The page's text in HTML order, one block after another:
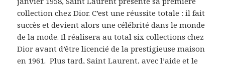
collection chez Dior. C’est une réussite totale : il fait
succès et devient alors une célébrité dans le monde
de la mode. Il réalisera au total six collections chez
Dior avant d’être licencié de la prestigieuse maison
en 1961. Plus tard, Saint Laurent, avec l’aide et le